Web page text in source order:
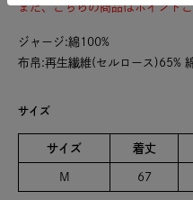
また、こちらの商品はポイント
ジャージ:綿100%
布帛:再生繊維(セルロース)65%
サイズ
サイズ 着丈
M 67